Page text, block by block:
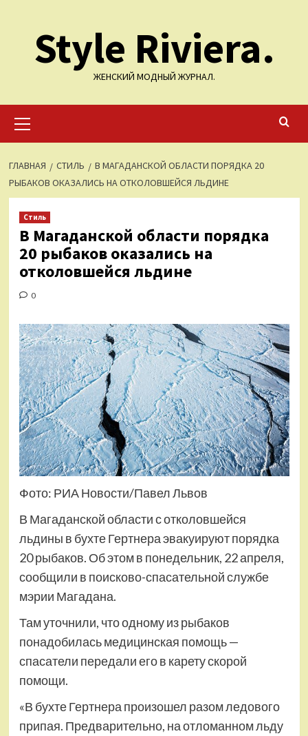
содержимомуStyle Riviera.
ЖЕНСКИЙ МОДНЫЙ ЖУРНАЛ.
меню
ГЛАВНАЯ СТИЛЬ
В МАГАДАНСКОЙ ОБЛАСТИ ПОРЯДКА 20
РЫБАКОВ ОКАЗАЛИСЬ НА ОТКОЛОВШЕЙСЯ ЛЬДИНЕ
Стиль
В Магаданской области порядка
20 рыбаков оказались на
отколовшейся льдине
0
Фото: РИА Новости/Павел Львов
В Магаданской области с отколовшейся
льдины в бухте Гертнера эвакуируют порядка
20 рыбаков. Об этом в понедельник, 22 апреля,
сообщили в поисково-спасательной службе
мэрии Магадана.
Там уточнили, что одному из рыбаков
понадобилась медицинская помощь —
спасатели передали его в карету скорой
помощи.
«В бухте Гертнера произошел разом ледового
припая. Предварительно, на отломанном льду